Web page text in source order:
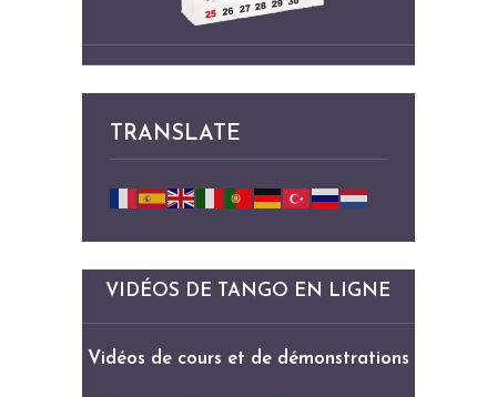
TRANSLATE
VIDÉOS DE TANGO EN LIGNE
Vidéos de cours et de démonstrations